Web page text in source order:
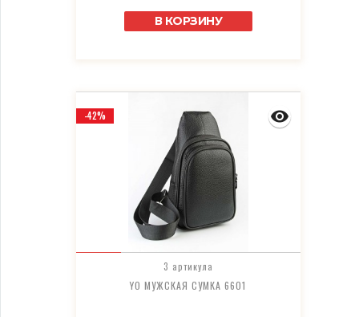
В КОРЗИНУ
3 артикула
YO МУЖСКАЯ СУМКА 6601
-42%